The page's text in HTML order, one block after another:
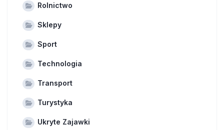
Rolnictwo
Sklepy
Sport
Technologia
Transport
Turystyka
Ukryte Zajawki